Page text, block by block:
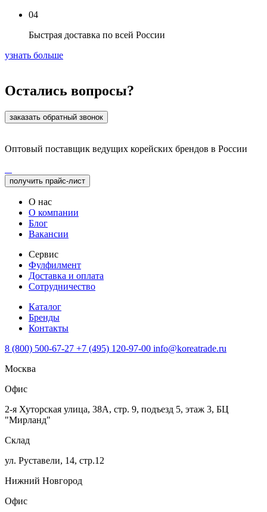
04
Быстрая доставка по всей России
узнать больше
Остались вопросы?
заказать обратный звонок
Оптовый поставщик ведущих корейских брендов в России
получить прайс-лист
О нас
О компании
Блог
Вакансии
Сервис
Фулфилмент
Доставка и оплата
Сотрудничество
Каталог
Бренды
Контакты
8 (800) 500-67-27 +7 (495) 120-97-00 info@koreatrade.ru
Москва
Офис
2-я Хуторская улица, 38А, стр. 9, подъезд 5, этаж 3, БЦ
"Мирланд"
Склад
ул. Руставели, 14, стр.12
Нижний Новгород
Офис